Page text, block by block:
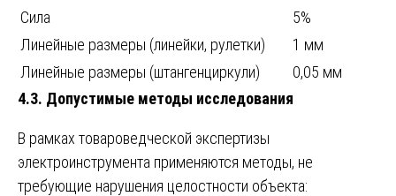
Сила
5%
Линейные размеры (линейки, рулетки)
1 мм
Линейные размеры (штангенциркули)
0,05 мм
4.3. Допустимые методы исследования
В рамках товароведческой экспертизы
электроинструмента применяются методы, не
требующие нарушения целостности объекта: